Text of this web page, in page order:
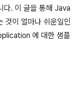
다. 이 글을 통해 Java
것이 얼마나 쉬운일인
에 대한 샘플